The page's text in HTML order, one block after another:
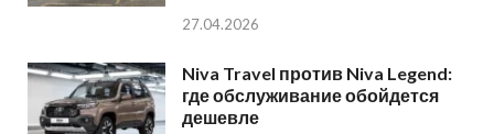
27.04.2026
Niva Travel против Niva Legend:
где обслуживание обойдется
дешевле